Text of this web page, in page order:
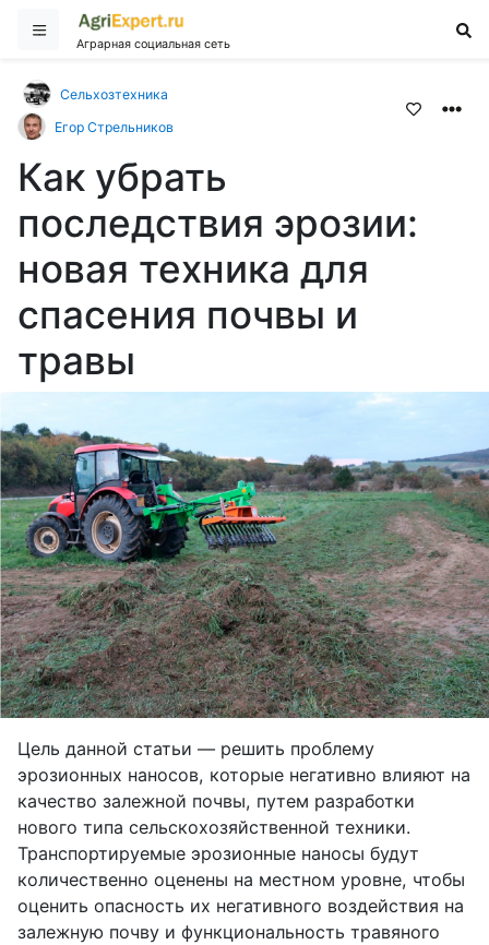
Аграрная социальная сеть
Сельхозтехника
Егор Стрельников
Как убрать
последствия эрозии:
новая техника для
спасения почвы и
травы
Цель данной статьи — решить проблему
эрозионных наносов, которые негативно влияют на
качество залежной почвы, путем разработки
нового типа сельскохозяйственной техники.
Транспортируемые эрозионные наносы будут
количественно оценены на местном уровне, чтобы
оценить опасность их негативного воздействия на
залежную почву и функциональность травяного